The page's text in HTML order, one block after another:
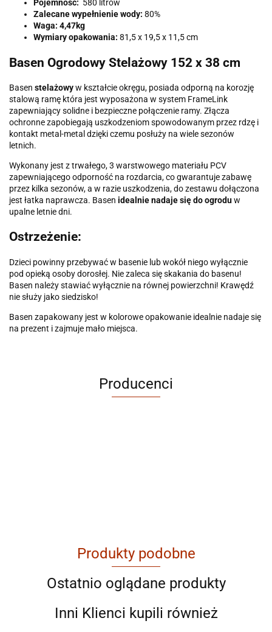
Pojemność: 580 litrów
Zalecane wypełnienie wody: 80%
Waga: 4,47kg
Wymiary opakowania: 81,5 x 19,5 x 11,5 cm
Basen Ogrodowy Stelażowy 152 x 38 cm
Basen stelażowyw kształcie okręgu, posiada odporną na korozję
stalową ramę która jest wyposażona w system FrameLink
zapewniający solidne i bezpieczne połączenie ramy. Złącza
ochronne zapobiegają uszkodzeniom spowodowanym przez rdzę i
kontakt metal-metal dzięki czemu posłuży na wiele sezonów
letnich.
Wykonany jest z trwałego, 3 warstwowego materiału PCV
zapewniającego odporność na rozdarcia, co gwarantuje zabawę
przez kilka sezonów, a w razie uszkodzenia, do zestawu dołączona
jest łatka naprawcza. Basen idealnie nadaje się do ogroduw
upalne letnie dni.
Ostrzeżenie:
Dzieci powinny przebywać w basenie lub wokół niego wyłącznie
pod opieką osoby dorosłej. Nie zaleca się skakania do basenu!
Basen należy stawiać wyłącznie na równej powierzchni! Krawędź
nie służy jako siedzisko!
Basen zapakowany jest w kolorowe opakowanie idealnie nadaje się
na prezent i zajmuje mało miejsca.
Producenci
AGAM
Produkty podobne
Ostatnio oglądane produkty
Inni Klienci kupili również